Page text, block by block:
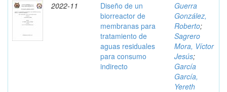
2022-11
Diseño de un
biorreactor de
membranas para
tratamiento de
aguas residuales
para consumo
indirecto
Guerra
González,
Roberto;
Sagrero
Mora, Víctor
Jesús;
García
García,
Yereth